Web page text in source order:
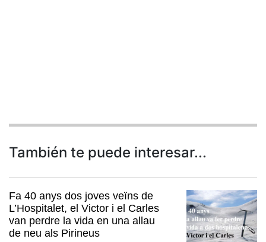
También te puede interesar...
Fa 40 anys dos joves veïns de
L’Hospitalet, el Victor i el Carles
van perdre la vida en una allau
de neu als Pirineus